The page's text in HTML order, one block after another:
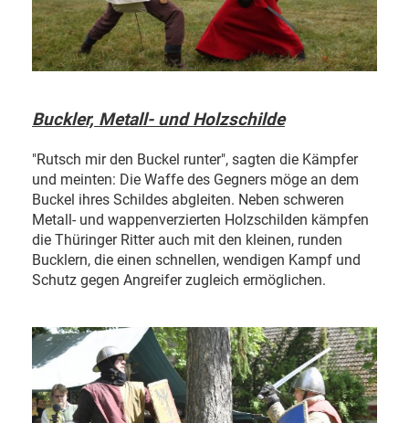
Buckler, Metall- und Holzschilde
"Rutsch mir den Buckel runter", sagten die Kämpfer
und meinten: Die Waffe des Gegners möge an dem
Buckel ihres Schildes abgleiten. Neben schweren
Metall- und wappenverzierten Holzschilden kämpfen
die Thüringer Ritter auch mit den kleinen, runden
Bucklern, die einen schnellen, wendigen Kampf und
Schutz gegen Angreifer zugleich ermöglichen.